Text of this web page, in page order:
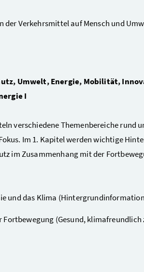
Verkehrsmittel auf Mensch und
Umwelt, Energie, Mobilität,
I
verschiedene Themenbereiche rund
Im 1. Kapitel werden wichtige
im Zusammenhang mit der
und das Klima
(Gesund,